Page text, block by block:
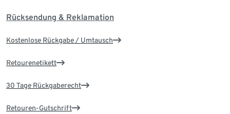
Rücksendung & Reklamation
Kostenlose Rückgabe / Umtausch
Retourenetikett
30 Tage Rückgaberecht
Retouren-Gutschrift